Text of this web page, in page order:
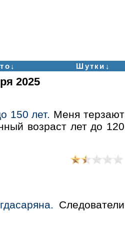
Шутки↓
2025
150 лет. Меня терзают
возраст лет до 120
Следователи